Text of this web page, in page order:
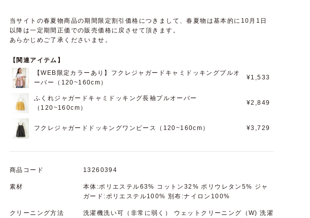
当サイトの春夏物商品の期間限定割引価格につきまして、春夏物は基本的に10月1日
以降は一定期間正価での販売価格に戻させて頂きます。
あらかじめご了承くださいませ。
【関連アイテム】
【WEB限定カラーあり】フクレジャガードキャミドッキングプルオ
ーバー（120~160cm）
¥1,533
ふくれジャガードキャミドッキング長袖プルオーバー
（120~160cm）
¥2,849
フクレジャガードドッキングワンピース（120~160cm） ¥3,729
商品コード 13260394
素材
本体:ポリエステル63% コットン32% ポリウレタン5% ジャ
ガード:ポリエステル100% 別布:ナイロン100%
クリーニング方法
洗濯機洗い可（非常に弱く） ウェットクリーニング（W) 洗濯